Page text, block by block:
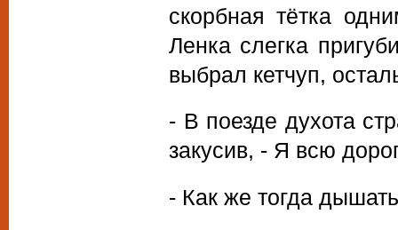
скорбная тётка
Ленка слегка
выбрал кетчуп,
- В поезде духота
закусив, - Я всю
- Как же тогда